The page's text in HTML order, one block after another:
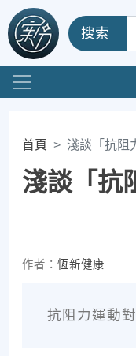
搜索
首頁 淺談「抗阻
淺談「抗
作者： 恆新健康
抗阻力運動